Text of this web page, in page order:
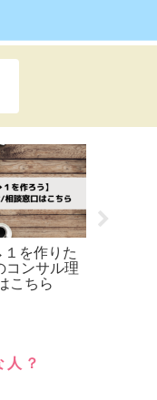
つの動画をプレ
】サルでも月５
せる。～ブログ
？